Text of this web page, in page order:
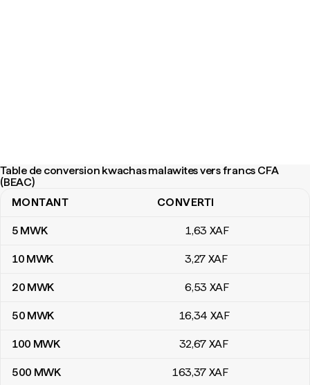
Table de conversion kwachas malawites vers francs CFA
(BEAC)
Table de conversion kwachas malawites vers francs CFA (BEAC)
MONTANT CONVERTI
5 MWK 1,63 XAF
10 MWK 3,27 XAF
20 MWK 6,53 XAF
50 MWK 16,34 XAF
100 MWK 32,67 XAF
500 MWK 163,37 XAF